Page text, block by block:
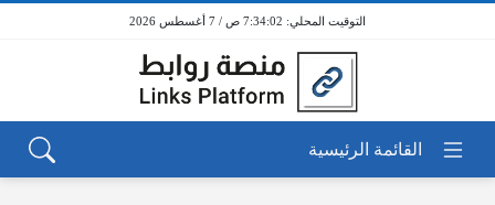
7:34:02 ص / 7 أغسطس 2026